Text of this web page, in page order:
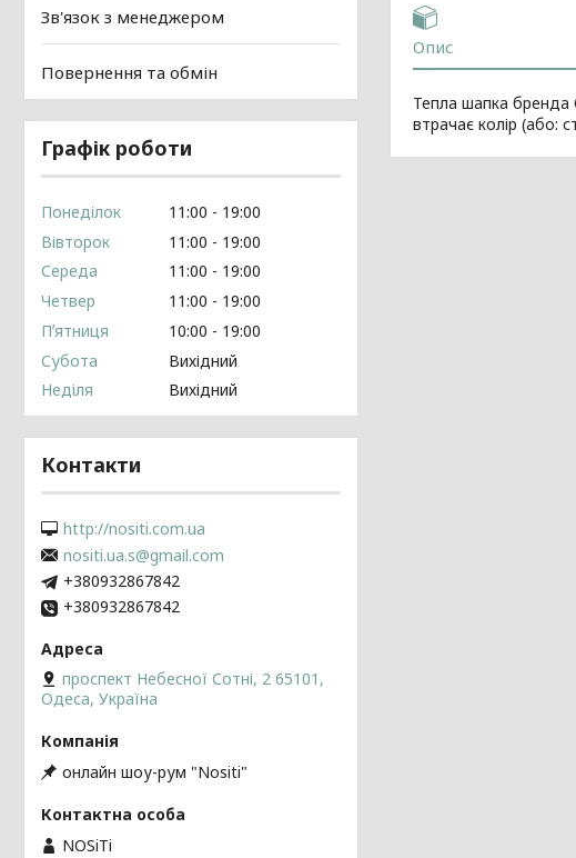
Опис
Тепла шапка бренда
втрачає колір (або:
Зв'язок з менеджером
Повернення та обмін
Графік роботи
Понеділок 11:00
19:00
Вівторок
11:00
19:00
Середа
11:00
19:00
Четвер
11:00
19:00
Пʼятниця
10:00
19:00
Субота
Вихідний
Неділя
Вихідний
Контакти
http://nositi.com.ua
nositi.ua.s@gmail.com
+380932867842
+380932867842
проспект Небесної Сотні, 2 65101,
Одеса, Україна
онлайн шоу-рум "Nositi"
NOSiTi